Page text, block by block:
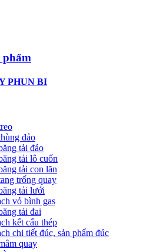
phẩm
PHUN BI
đảo
tải đảo
tải lô cuốn
tải con lăn
trống quay
tải lưới
vỏ bình gas
tải đai
kết cấu thép
chi tiết đúc, sản phẩm đúc
quay